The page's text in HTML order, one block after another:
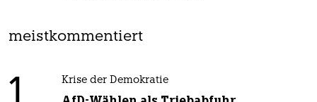
meistkommentiert
Krise der Demokratie